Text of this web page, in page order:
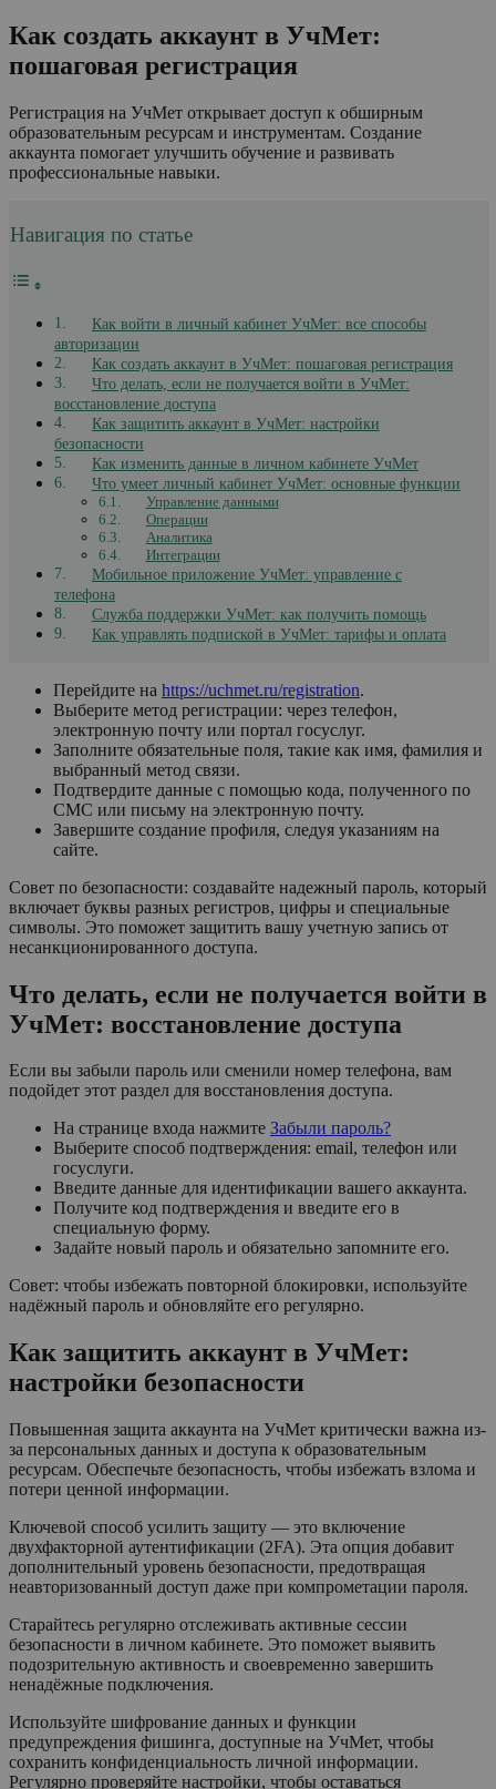
Как создать аккаунт в УчМет:
пошаговая регистрация
Регистрация на УчМет открывает доступ к обширным
образовательным ресурсам и инструментам. Создание
аккаунта помогает улучшить обучение и развивать
профессиональные навыки.
Навигация по статье
Как войти в личный кабинет УчМет: все способы
авторизации
Как создать аккаунт в УчМет: пошаговая регистрация
Что делать, если не получается войти в УчМет:
восстановление доступа
Как защитить аккаунт в УчМет: настройки
безопасности
Как изменить данные в личном кабинете УчМет
Что умеет личный кабинет УчМет: основные функции
Управление данными
Операции
Аналитика
Интеграции
Мобильное приложение УчМет: управление с
телефона
Служба поддержки УчМет: как получить помощь
Как управлять подпиской в УчМет: тарифы и оплата
Перейдите на https://uchmet.ru/registration.
Выберите метод регистрации: через телефон,
электронную почту или портал госуслуг.
Заполните обязательные поля, такие как имя, фамилия и
выбранный метод связи.
Подтвердите данные с помощью кода, полученного по
СМС или письму на электронную почту.
Завершите создание профиля, следуя указаниям на
сайте.
Совет по безопасности: создавайте надежный пароль, который
включает буквы разных регистров, цифры и специальные
символы. Это поможет защитить вашу учетную запись от
несанкционированного доступа.
Что делать, если не получается войти в
УчМет: восстановление доступа
Если вы забыли пароль или сменили номер телефона, вам
подойдет этот раздел для восстановления доступа.
На странице входа нажмите Забыли пароль?
Выберите способ подтверждения: email, телефон или
госуслуги.
Введите данные для идентификации вашего аккаунта.
Получите код подтверждения и введите его в
специальную форму.
Задайте новый пароль и обязательно запомните его.
Совет: чтобы избежать повторной блокировки, используйте
надёжный пароль и обновляйте его регулярно.
Как защитить аккаунт в УчМет:
настройки безопасности
Повышенная защита аккаунта на УчМет критически важна из-
за персональных данных и доступа к образовательным
ресурсам. Обеспечьте безопасность, чтобы избежать взлома и
потери ценной информации.
Ключевой способ усилить защиту — это включение
двухфакторной аутентификации (2FA). Эта опция добавит
дополнительный уровень безопасности, предотвращая
неавторизованный доступ даже при компрометации пароля.
Старайтесь регулярно отслеживать активные сессии
безопасности в личном кабинете. Это поможет выявить
подозрительную активность и своевременно завершить
ненадёжные подключения.
Используйте шифрование данных и функции
предупреждения фишинга, доступные на УчМет, чтобы
сохранить конфиденциальность личной информации.
Регулярно проверяйте настройки, чтобы оставаться